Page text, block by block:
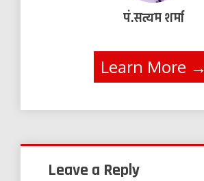
पं.सत्यम शर्मा
Learn More →
Leave a Reply